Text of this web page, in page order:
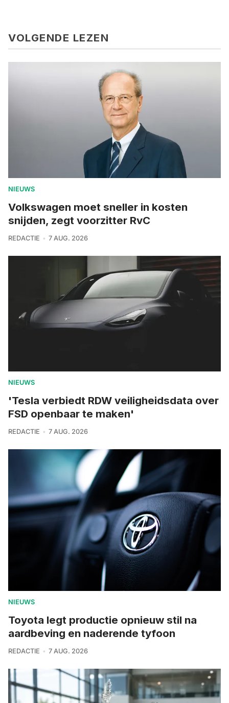
VOLGENDE LEZEN
NIEUWS
Volkswagen moet sneller in kosten
snijden, zegt voorzitter RvC
REDACTIE 7 AUG. 2026
NIEUWS
'Tesla verbiedt RDW veiligheidsdata over
FSD openbaar te maken'
REDACTIE 7 AUG. 2026
NIEUWS
Toyota legt productie opnieuw stil na
aardbeving en naderende tyfoon
REDACTIE 7 AUG. 2026